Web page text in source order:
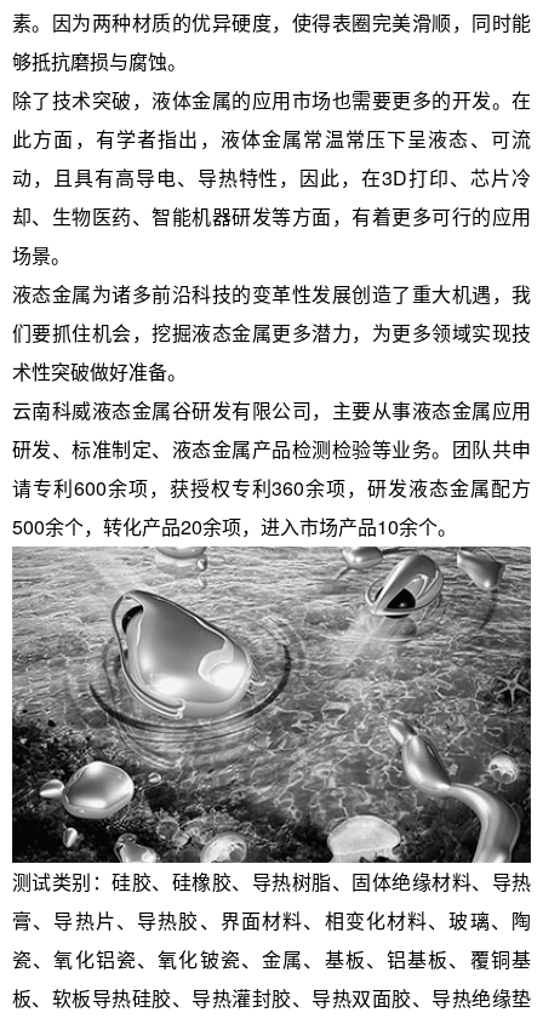
素。因为两种材质的优异硬度，使得表圈完美滑顺，同时能
够抵抗磨损与腐蚀。
除了技术突破，液体金属的应用市场也需要更多的开发。在
此方面，有学者指出，液体金属常温常压下呈液态、可流
动，且具有高导电、导热特性，因此，在3D打印、芯片冷
却、生物医药、智能机器研发等方面，有着更多可行的应用
场景。
液态金属为诸多前沿科技的变革性发展创造了重大机遇，我
们要抓住机会，挖掘液态金属更多潜力，为更多领域实现技
术性突破做好准备。
云南科威液态金属谷研发有限公司，主要从事液态金属应用
研发、标准制定、液态金属产品检测检验等业务。团队共申
请专利600余项，获授权专利360余项，研发液态金属配方
500余个，转化产品20余项，进入市场产品10余个。
测试类别：硅胶、硅橡胶、导热树脂、固体绝缘材料、导热
膏、导热片、导热胶、界面材料、相变化材料、玻璃、陶
瓷、氧化铝瓷、氧化铍瓷、金属、基板、铝基板、覆铜基
板、软板导热硅胶、导热灌封胶、导热双面胶、导热绝缘垫